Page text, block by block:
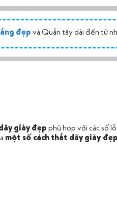
đẹpvà Quần tâydài đến từ
giày đẹp phù hợp với các số
một số cách thắt dây giày đẹp